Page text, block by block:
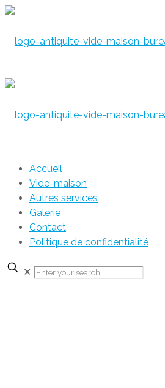
Accueil
Vide-maison
Autres services
Galerie
Contact
Politique de confidentialité
✕